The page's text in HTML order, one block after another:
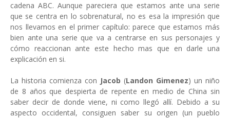
cadena ABC. Aunque pareciera que estamos ante una serie
que se centra en lo sobrenatural, no es esa la impresión que
nos llevamos en el primer capítulo: parece que estamos más
bien ante una serie que va a centrarse en sus personajes y
cómo reaccionan ante este hecho mas que en darle una
explicación en si.
La historia comienza con Jacob (Landon Gimenez) un niño
de 8 años que despierta de repente en medio de China sin
saber decir de donde viene, ni como llegó allí. Debido a su
aspecto occidental, consiguen saber su origen (un pueblo